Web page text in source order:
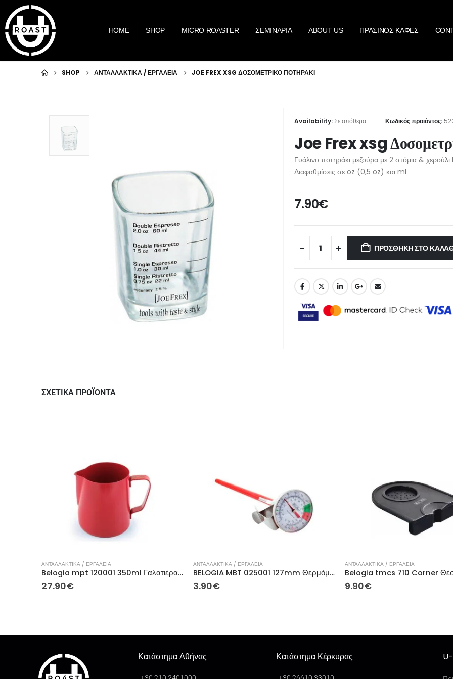
HOME SHOP MICRO ROASTER ΣΕΜΙΝΑΡΙΑ ABOUT US ΠΡΑΣΙΝΟΣ ΚΑΦΕΣ
SHOP ΑΝΤΑΛΛΑΚΤΙΚΑ / ΕΡΓΑΛΕΙΑ JOE FREX XSG ΔΟΣΟΜΕΤΡΙΚΌ ΠΟΤΗΡΆΚΙ
Availability:Σε απόθεμα Κωδικός προϊόντος:
Joe Frex xsg
Γυάλινο ποτηράκι μεζούρα με 2 στόμια &
Διαφαθμίσεις σε oz (0,5 oz) και ml
7.90€
ΠΡΟΣΘΉΚΗ ΣΤΟ
ΣΧΕΤΙΚΑ ΠΡΟΪΟΝΤΑ
ΑΝΤΑΛΛΑΚΤΙΚΑ / ΕΡΓΑΛΕΙΑ
Belogia mpt 120001 350ml Γαλατιέρα Μεταλλικό RED
27.90€
ΑΝΤΑΛΛΑΚΤΙΚΑ / ΕΡΓΑΛΕΙΑ
BELOGIA MBT 025001 127mm Θερμόμετρο
3.90€
ΑΝΤΑΛΛΑΚΤΙΚΑ / ΕΡΓΑΛΕΙΑ
9.90€
Κατάστημα Αθήνας Κατάστημα Κέρκυρας